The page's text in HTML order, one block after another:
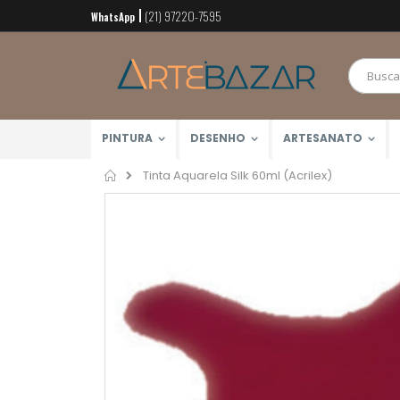
Pular
para
conteúdo
WhatsApp (21) 97220-7595
PINTURA DESENHO ARTESANATO
Home
Tinta Aquarela Silk 60ml (Acrilex)
Pular
imagens